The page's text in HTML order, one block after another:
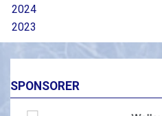
2024
2023
SPONSORER